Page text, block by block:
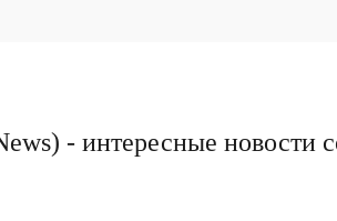
- интересные новости